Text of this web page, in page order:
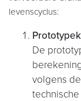
levenscyclus:
De
volgens